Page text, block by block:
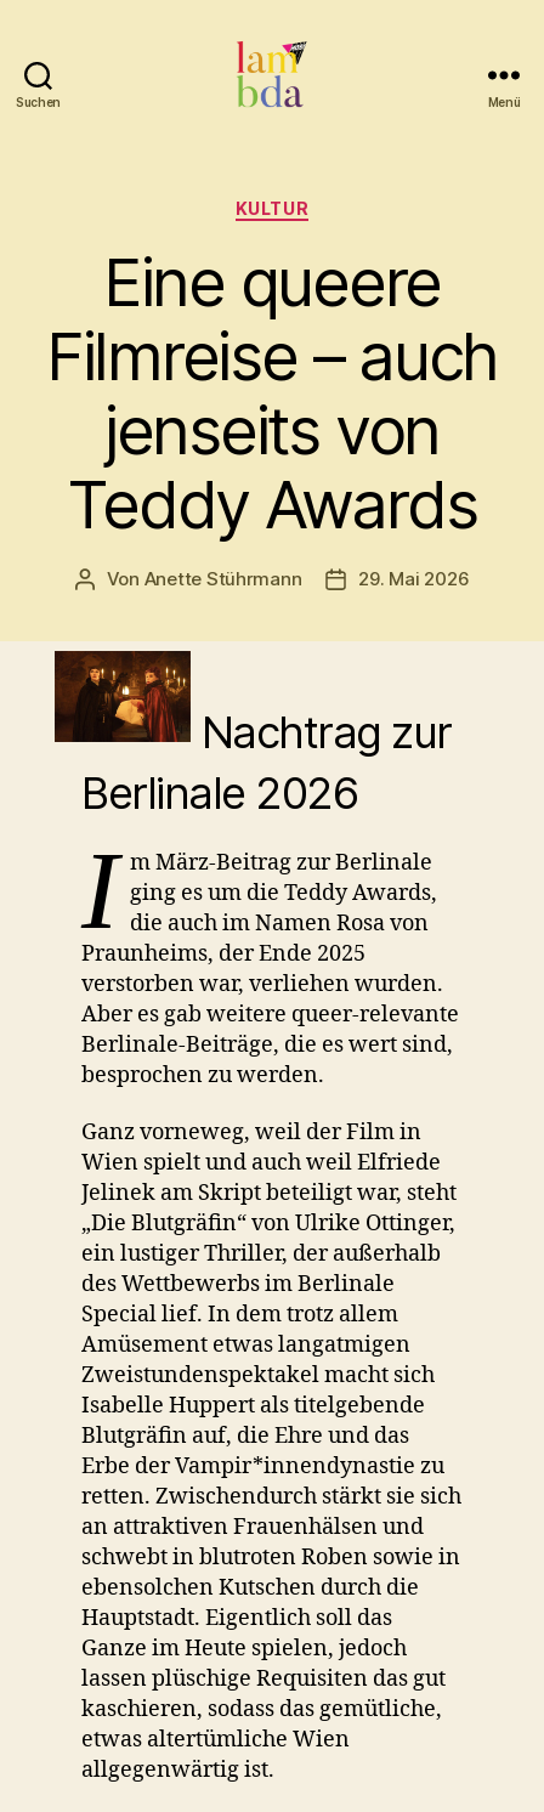
Suchen Menü
Kategorien
KULTUR
Eine queere
Filmreise – auch
jenseits von
Teddy Awards
Beitragsautor
Von Anette Stührmann Beitragsdatum
29. Mai 2026
Nachtrag zur
Berlinale 2026
I m März-Beitrag zur Berlinale
ging es um die Teddy Awards,
die auch im Namen Rosa von
Praunheims, der Ende 2025
verstorben war, verliehen wurden.
Aber es gab weitere queer-relevante
Berlinale-Beiträge, die es wert sind,
besprochen zu werden.
Ganz vorneweg, weil der Film in
Wien spielt und auch weil Elfriede
Jelinek am Skript beteiligt war, steht
„Die Blutgräfin“ von Ulrike Ottinger,
ein lustiger Thriller, der außerhalb
des Wettbewerbs im Berlinale
Special lief. In dem trotz allem
Amüsement etwas langatmigen
Zweistundenspektakel macht sich
Isabelle Huppert als titelgebende
Blutgräfin auf, die Ehre und das
Erbe der Vampir*innendynastie zu
retten. Zwischendurch stärkt sie sich
an attraktiven Frauenhälsen und
schwebt in blutroten Roben sowie in
ebensolchen Kutschen durch die
Hauptstadt. Eigentlich soll das
Ganze im Heute spielen, jedoch
lassen plüschige Requisiten das gut
kaschieren, sodass das gemütliche,
etwas altertümliche Wien
allgegenwärtig ist.